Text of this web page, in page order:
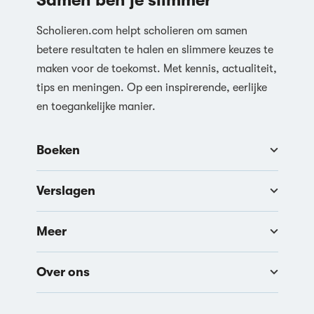
Scholieren.com helpt scholieren om samen
betere resultaten te halen en slimmere keuzes te
maken voor de toekomst. Met kennis, actualiteit,
tips en meningen. Op een inspirerende, eerlijke
en toegankelijke manier.
Boeken
Verslagen
Meer
Over ons